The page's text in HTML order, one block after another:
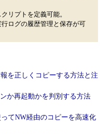
リプトを定義可能。
ログの履歴管理と保存が可
を正しくコピーする方法と注
か再起動かを判別する方法
ってNW経由のコピーを高速化